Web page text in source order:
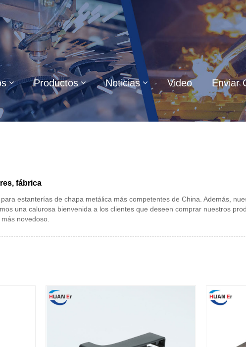
Productos Noticias Video Enviar
fábrica
estanterías de chapa metálica más competentes de China. Además,
una calurosa bienvenida a los clientes que deseen comprar nuestros
novedoso.